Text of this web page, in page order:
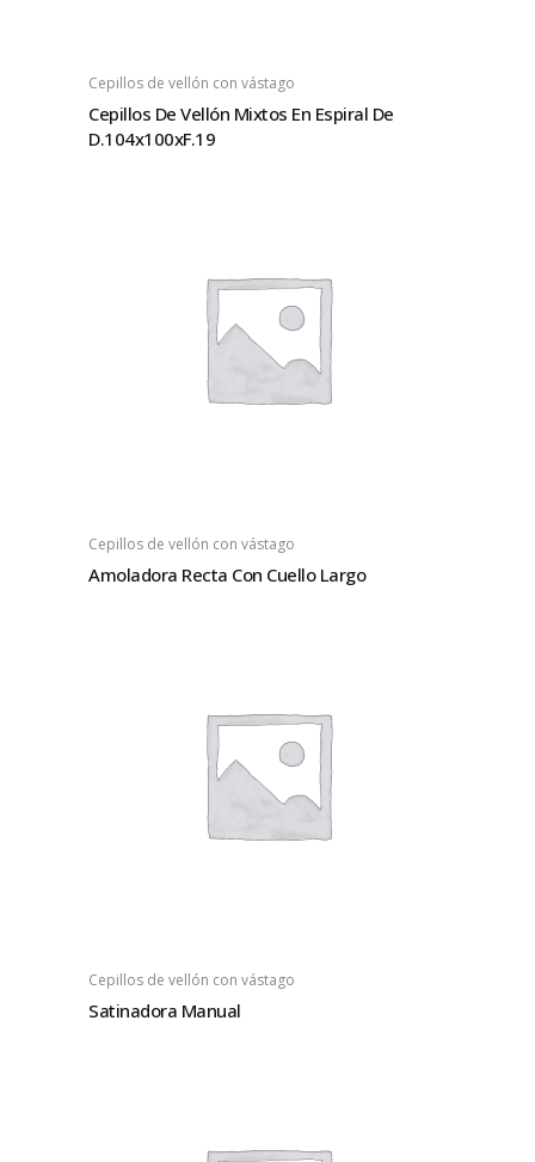
Cepillos de vellón con vástago
Cepillos De Vellón Mixtos En Espiral De
D.104x100xF.19
Cepillos de vellón con vástago
Amoladora Recta Con Cuello Largo
Cepillos de vellón con vástago
Satinadora Manual